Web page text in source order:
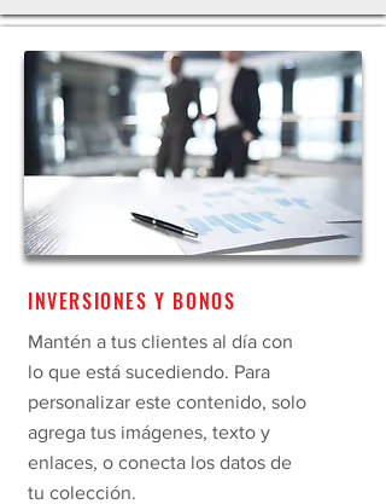
INVERSIONES Y BONOS
Mantén a tus clientes al día con
lo que está sucediendo. Para
personalizar este contenido, solo
agrega tus imágenes, texto y
enlaces, o conecta los datos de
tu colección.